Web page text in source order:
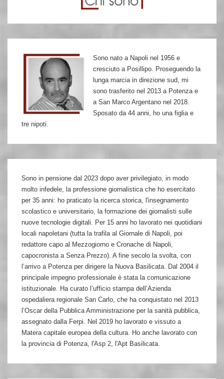
Sono nato a Napoli nel 1956 e
cresciuto a Posillipo. Proseguendo la
lunga marcia in direzione sud, mi
sono trasferito nel 2013 a Potenza e
a San Marco Argentano nel 2018.
Sposato da 44 anni, ho una figlia e
tre nipoti.
Sono in pensione dal 2023 dopo aver privilegiato, in modo
molto infedele, la professione giornalistica che ho esercitato
per 35 anni: ho praticato la ricerca storica, l'insegnamento
scolastico e universitario, la formazione dei giornalisti sulle
nuove tecnologie digitali. Per 15 anni ho lavorato nei quotidiani
locali napoletani (tutta la trafila al Giornale di Napoli, poi
redattore capo al Mezzogiorno e Cronache di Napoli,
capocronista a Senza Prezzo). A fine secolo la svolta, con
l’arrivo a Potenza per dirigere la Nuova Basilicata. Dal 2004 il
principale impegno professionale è stata la comunicazione
istituzionale. Ha curato l’ufficio stampa dell’Azienda
ospedaliera regionale San Carlo, che ha conquistato nel 2013
l’Oscar della Pubblica Amministrazione per la sanità pubblica,
assegnato dalla Ferpi. Nel 2019 ho lavorato e vissuto a
Matera capitale europea della cultura. Ho anche lavorato con
la provincia di Potenza, l'Asp 2, l'Apt Basilicata.